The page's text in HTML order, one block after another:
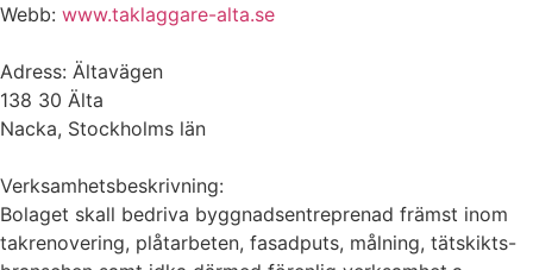
Webb: www.taklaggare-alta.se
Adress: Ältavägen
138 30 Älta
Nacka, Stockholms län
Verksamhetsbeskrivning:
Bolaget skall bedriva byggnadsentreprenad främst inom
takrenovering, plåtarbeten, fasadputs, målning, tätskikts-